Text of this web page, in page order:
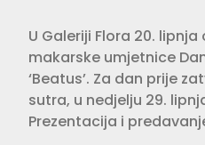
U Galeriji Flora 20.
makarske umjetnice
‘Beatus’. Za dan prije
sutra, u nedjelju 29.
Prezentacija i